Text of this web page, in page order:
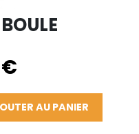
AU PANIER